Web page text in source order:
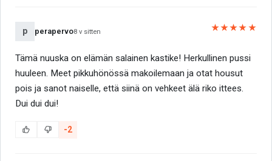
p perapervo8 v sitten ★★★★★
Tämä nuuska on elämän salainen kastike! Herkullinen pussi
huuleen. Meet pikkuhönössä makoilemaan ja otat housut
pois ja sanot naiselle, että siinä on vehkeet älä riko ittees.
Dui dui dui!
-2